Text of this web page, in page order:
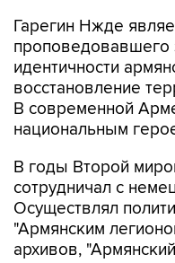
Гарегин Нжде
проповедовавшего
идентичности
восстановление
В современной
национальным
В годы Второй
сотрудничал с
Осуществлял
"Армянским
архивов,